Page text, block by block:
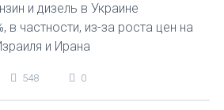
и дизель в Украине
в частности, из-за роста цен на
и Ирана
548 0